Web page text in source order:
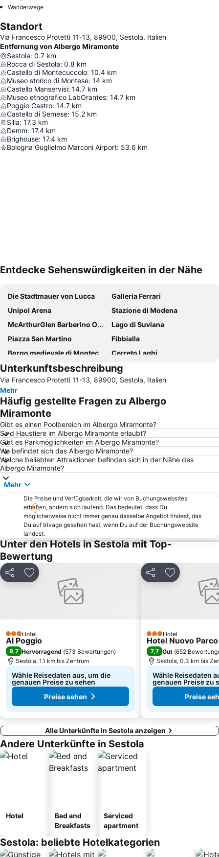
Wanderwege
Standort
Via Francesco Protettì 11-13, 89900, Sestola, Italien
Entfernung von Albergo Miramonte
Sestola: 0.7 km
Rocca di Sestola: 0.8 km
Castello di Montecuccolo: 10.4 km
Museo storico di Montese: 14 km
Castello Manservisi: 14.7 km
Museo etnografico LabOrantes: 14.7 km
Poggio Castro: 14.7 km
Castello di Semese: 15.2 km
Silla: 17.3 km
Demm: 17.4 km
Brighouse: 17.4 km
Bologna Guglielmo Marconi Airport: 53.6 km
Entdecke Sehenswürdigkeiten in der Nähe
Die Stadtmauer von Lucca
Galleria Ferrari
Unipol Arena
Stazione di Modena
McArthurGlen Barberino Outlet
Lago di Suviana
Piazza San Martino
Fibbialla
Borgo medievale di Montecatini Alto
Cerreto Laghi
Carmine
Baggiovara
Basílica di San Frediano
Castelvecchio Pascoli
Terme della Salvarola
Stazione di Prato Centrale
ModenaFiere
Book in Modena
Duomo di Modena
Karneval von Cento
Capostrada
Botanischer Garten
Castelnuovo Garfagnana
Funicolare
Terme La Salute
Lago di Vagli
Lucca Comics and Games
Unterkunftsbeschreibung
Via Francesco Protettì 11-13, 89900, Sestola, Italien
Mehr
Häufig gestellte Fragen zu Albergo
Miramonte
Gibt es einen Poolbereich im Albergo Miramonte?
Sind Haustiere im Albergo Miramonte erlaubt?
Gibt es Parkmöglichkeiten im Albergo Miramonte?
Wo befindet sich das Albergo Miramonte?
Welche beliebten Attraktionen befinden sich in der Nähe des
Albergo Miramonte?
Mehr
Die Preise und Verfügbarkeit, die wir von Buchungswebsites
erhalten, ändern sich laufend. Das bedeutet, dass Du
möglicherweise nicht immer genau dasselbe Angebot findest, das
Du auf trivago gesehen hast, wenn Du auf der Buchungswebsite
landest.
Unter den Hotels in Sestola mit Top-
Bewertung
Teilen Zu Favoriten hinzufügen
3 Sterne
Hotel
Al Poggio
8,7 Hervorragend (573 Bewertungen)
Sestola, 1.1 km bis Zentrum
Wähle Reisedaten aus, um die
genauen Preise zu sehen
Preise sehen
Teilen Zu Favoriten
3 Sterne
Hotel
Hotel Nuovo Parco
7,7 Gut (652
Sestola, 0.3 km bis
Wähle Reisedaten
genauen Preise zu
Preise
Alle Unterkünfte in Sestola anzeigen
Andere Unterkünfte in Sestola
Hotel
Bed and
Breakfasts
Serviced
apartment
Sestola: beliebte Hotelkategorien